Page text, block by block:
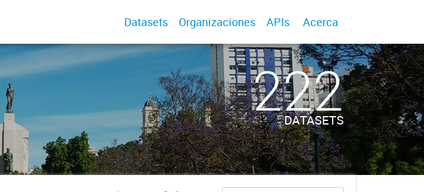
Datasets Organizaciones APIs Acerca
222
DATASETS